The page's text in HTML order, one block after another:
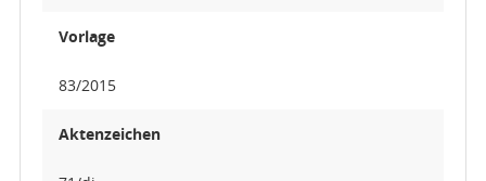
Vorlage
83/2015
Aktenzeichen